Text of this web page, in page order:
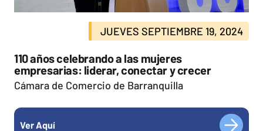
JUEVES SEPTIEMBRE 19, 2024
110 años celebrando a las mujeres
empresarias: liderar, conectar y crecer
Cámara de Comercio de Barranquilla
Ver Aquí